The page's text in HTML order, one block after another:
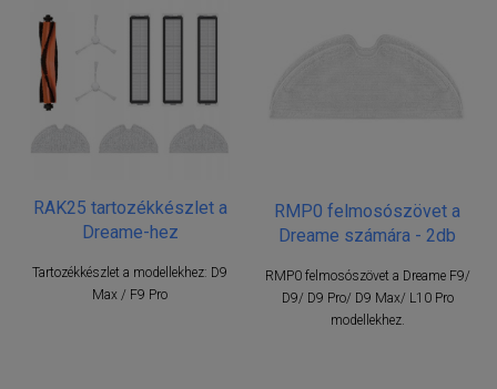
RAK25 tartozékkészlet a
Dreame-hez
Tartozékkészlet a modellekhez: D9
Max / F9 Pro
RMP0 felmosószövet a
Dreame számára - 2db
RMP0 felmosószövet a Dreame F9/
D9/ D9 Pro/ D9 Max/ L10 Pro
modellekhez.